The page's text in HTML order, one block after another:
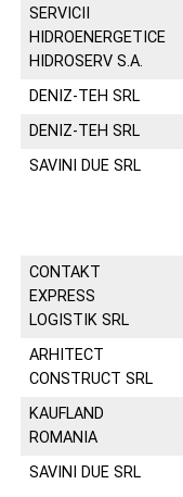
SERVICII
HIDROENERGETICE
HIDROSERV S.A.
DENIZ-TEH SRL
DENIZ-TEH SRL
SAVINI DUE SRL
CONTAKT
EXPRESS
LOGISTIK SRL
ARHITECT
CONSTRUCT SRL
KAUFLAND
ROMANIA
SAVINI DUE SRL